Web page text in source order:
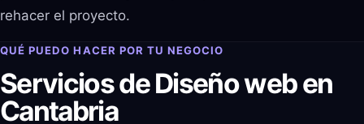
rehacer el proyecto.
QUÉ PUEDO HACER POR TU NEGOCIO
Servicios de Diseño web en
Cantabria